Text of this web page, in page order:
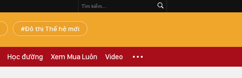
Đô thị Thế hệ mới
Học đường Xem Mua Luôn Video